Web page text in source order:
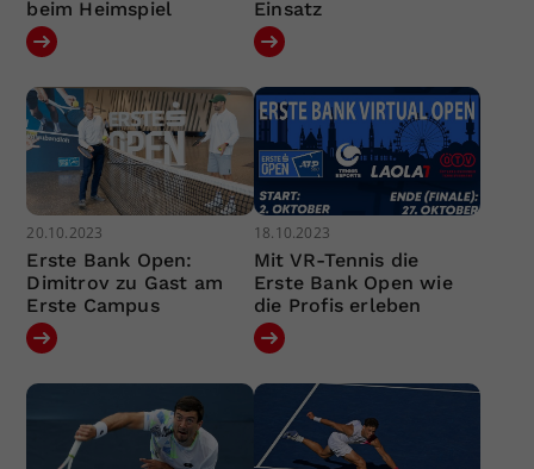
beim Heimspiel Einsatz
20.10.2023
Erste Bank Open:
Dimitrov zu Gast am
Erste Campus
18.10.2023
Mit VR-Tennis die
Erste Bank Open wie
die Profis erleben